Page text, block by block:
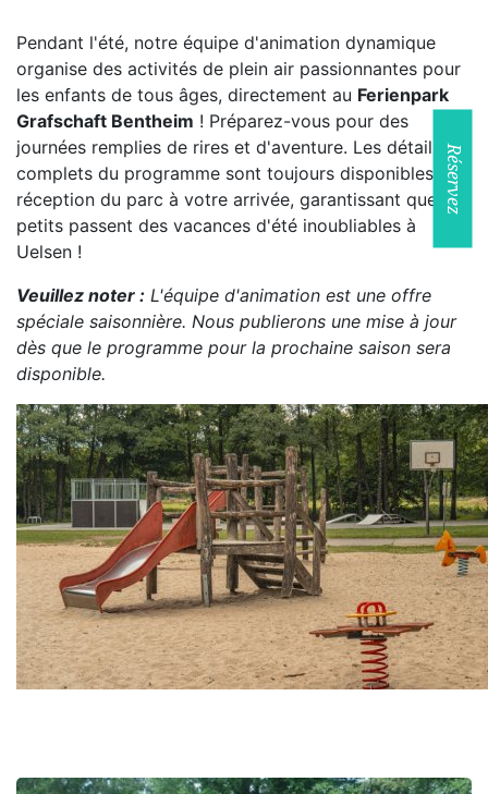
Pendant l'été, notre équipe d'animation dynamique
organise des activités de plein air passionnantes pour
les enfants de tous âges, directement au Ferienpark
Grafschaft Bentheim ! Préparez-vous pour des
journées remplies de rires et d'aventure. Les détails
complets du programme sont toujours disponibles à la
réception du parc à votre arrivée, garantissant que vos
petits passent des vacances d'été inoubliables à
Uelsen !
Veuillez noter : L'équipe d'animation est une offre
spéciale saisonnière. Nous publierons une mise à jour
dès que le programme pour la prochaine saison sera
disponible.
Réservez